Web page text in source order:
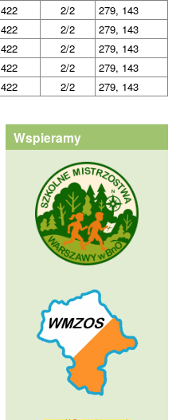
422 2/2
279, 143
422 2/2
279, 143
422 2/2
279, 143
422 2/2
279, 143
422 2/2 279, 143
Wspieramy